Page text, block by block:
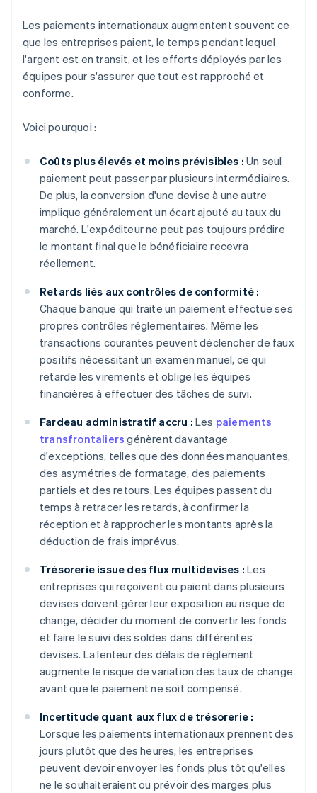
Les paiements internationaux augmentent souvent ce
que les entreprises paient, le temps pendant lequel
l'argent est en transit, et les efforts déployés par les
équipes pour s'assurer que tout est rapproché et
conforme.
Voici pourquoi :
Coûts plus élevés et moins prévisibles : Un seul
paiement peut passer par plusieurs intermédiaires.
De plus, la conversion d'une devise à une autre
implique généralement un écart ajouté au taux du
marché. L'expéditeur ne peut pas toujours prédire
le montant final que le bénéficiaire recevra
réellement.
Retards liés aux contrôles de conformité :
Chaque banque qui traite un paiement effectue ses
propres contrôles réglementaires. Même les
transactions courantes peuvent déclencher de faux
positifs nécessitant un examen manuel, ce qui
retarde les virements et oblige les équipes
financières à effectuer des tâches de suivi.
Fardeau administratif accru : Les paiements
transfrontaliers génèrent davantage
d'exceptions, telles que des données manquantes,
des asymétries de formatage, des paiements
partiels et des retours. Les équipes passent du
temps à retracer les retards, à confirmer la
réception et à rapprocher les montants après la
déduction de frais imprévus.
Trésorerie issue des flux multidevises : Les
entreprises qui reçoivent ou paient dans plusieurs
devises doivent gérer leur exposition au risque de
change, décider du moment de convertir les fonds
et faire le suivi des soldes dans différentes
devises. La lenteur des délais de règlement
augmente le risque de variation des taux de change
avant que le paiement ne soit compensé.
Incertitude quant aux flux de trésorerie :
Lorsque les paiements internationaux prennent des
jours plutôt que des heures, les entreprises
peuvent devoir envoyer les fonds plus tôt qu'elles
ne le souhaiteraient ou prévoir des marges plus